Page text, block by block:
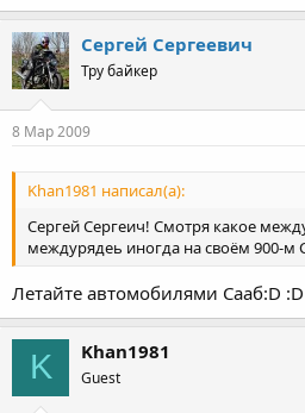
Сергей Сергеевич
Тру байкер
8 Мар 2009
Khan1981 написал(а):
Сергей Сергеич! Смотря какое
междурядеь иногда на своём 900-м
Летайте автомобилями Сааб:D
K Khan1981
Guest